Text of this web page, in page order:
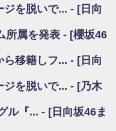
田陽菜卒業の影響、ガチでデ
話題をピックアップ / れなッ
ラヴィット！」水曜スタジオ出
村保乃だけジャージを脱いで
さん「笑えないぐらい師匠だ
ちら！【激レアさん】
報解禁前で言えない！？丹生
の月、何かあるのか！？『お
ジを脱いで... - [日向
所属を発表 - [櫻坂46
ら移籍しフ... - [日向
ジを脱いで... - [乃木
ル『... - [日向坂46ま